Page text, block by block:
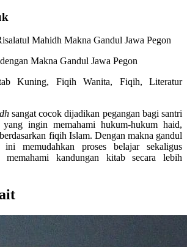
Mahidh Makna Gandul Jawa Pegon
Makna Gandul Jawa Pegon
Kuning, Fiqih Wanita, Fiqih, Literatur
sangat cocok dijadikan pegangan bagi santri
yang ingin memahami hukum-hukum haid,
fiqih Islam. Dengan makna gandul
memudahkan proses belajar sekaligus
memahami kandungan kitab secara lebih